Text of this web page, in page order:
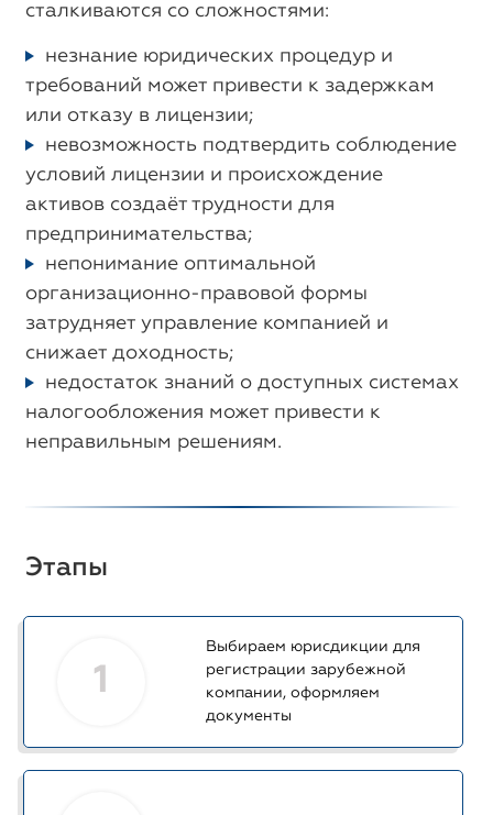
сталкиваются со сложностями:
незнание юридических процедур и
требований может привести к задержкам
или отказу в лицензии;
невозможность подтвердить соблюдение
условий лицензии и происхождение
активов создаёт трудности для
предпринимательства;
непонимание оптимальной
организационно-правовой формы
затрудняет управление компанией и
снижает доходность;
недостаток знаний о доступных системах
налогообложения может привести к
неправильным решениям.
Этапы
Выбираем юрисдикции для
регистрации зарубежной
компании, оформляем
документы
1